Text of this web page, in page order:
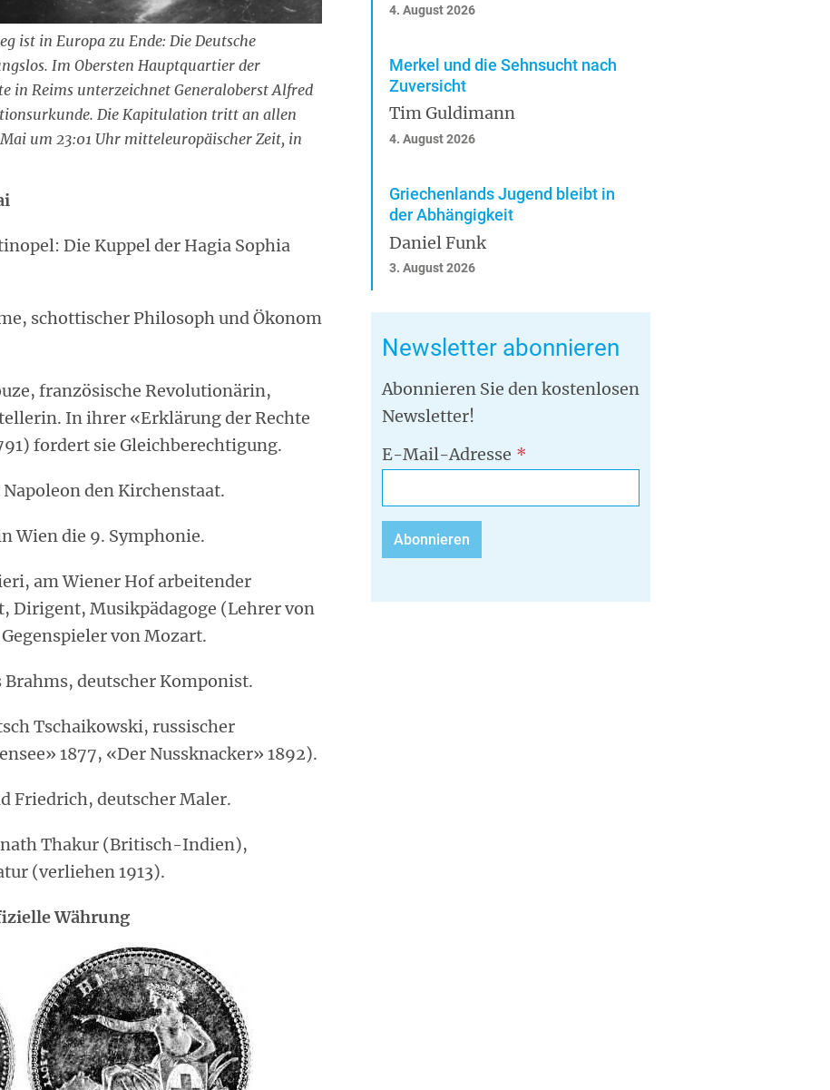
ist in Europa zu Ende: Die Deutsche
Im Obersten Hauptquartier der
in Reims unterzeichnet Generaloberst Alfred
Die Kapitulation tritt an allen
um 23:01 Uhr mitteleuropäischer Zeit, in
Die Kuppel der Hagia Sophia
schottischer Philosoph und Ökonom
französische Revolutionärin,
In ihrer «Erklärung der Rechte
fordert sie Gleichberechtigung.
den Kirchenstaat.
Wien die 9. Symphonie.
am Wiener Hof arbeitender
Dirigent, Musikpädagoge (Lehrer von
von Mozart.
Brahms, deutscher Komponist.
Tschaikowski, russischer
1877, «Der Nussknacker» 1892).
Friedrich, deutscher Maler.
Thakur (Britisch-Indien),
(verliehen 1913).
Währung
4. August 2026
Merkel und die Sehnsucht nach
Zuversicht
Tim Guldimann
4. August 2026
Griechenlands Jugend bleibt in
der Abhängigkeit
Daniel Funk
3. August 2026
Newsletter abonnieren
Abonnieren Sie den kostenlosen
Newsletter!
E-Mail-Adresse